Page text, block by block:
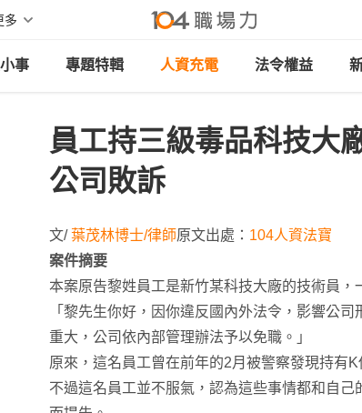
多
事 專題特輯 人資充電 法令權益
員工持三級毒品科技大
公司敗訴
文/葉茂林博士/律師原文出處： 104人資法寶
案件摘要
本案原告黎姓員工是新竹某科技大廠的技術員，
「黎先生你好，因你違反國內外法令，影響公
重大，公司依內部管理辦法予以免職。」
原來，這名員工曾在前年的2月被警察發現持有
不過這名員工並不服氣，認為這些事情都和自己